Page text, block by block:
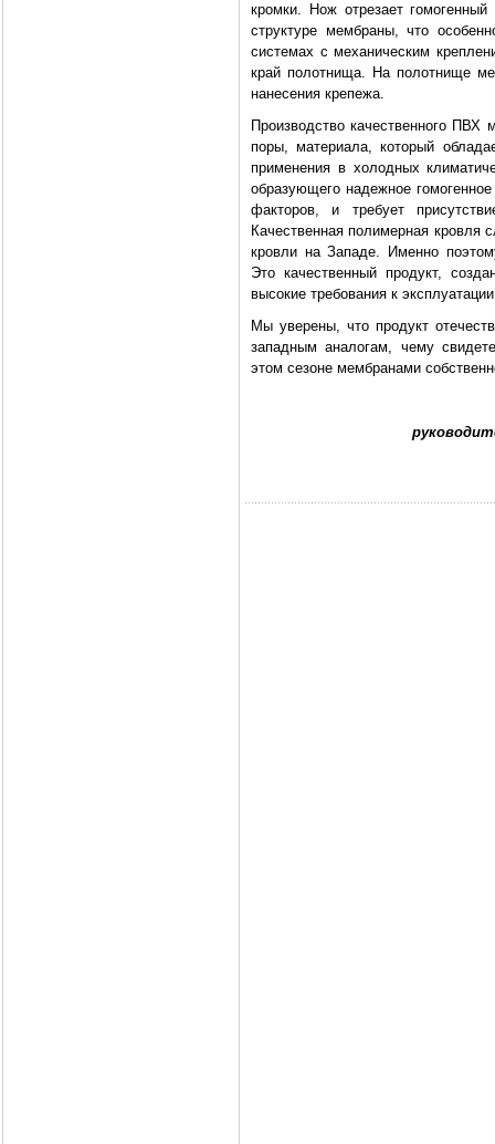
кромки. Нож отрезает
структуре мембраны, что
системах с механическим
край полотнища. На полотнище
нанесения крепежа.
Производство качественного ПВХ
поры, материала, который
применения в холодных
образующего надежное
факторов, и требует
Качественная полимерная кровля
кровли на Западе. Именно
Это качественный продукт,
высокие требования к
Мы уверены, что продукт
западным аналогам, чему
этом сезоне мембранами